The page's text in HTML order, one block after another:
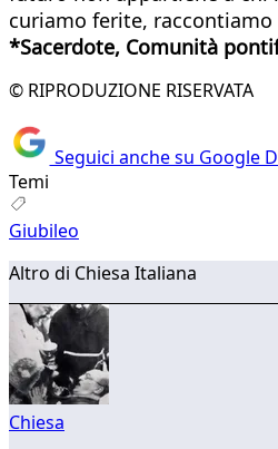
curiamo ferite, raccontiamo
*Sacerdote, Comunità
© RIPRODUZIONE RISERVATA
Seguici anche su Google
Temi
Giubileo
Altro di Chiesa Italiana
Chiesa